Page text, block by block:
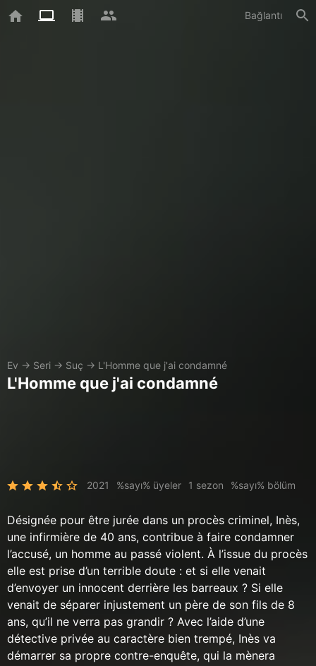
Bağlantı
Ev → Seri → Suç → L'Homme que j'ai condamné
L'Homme que j'ai condamné
2021 %sayı% üyeler 1 sezon %sayı% bölüm
Désignée pour être jurée dans un procès criminel, Inès,
une infirmière de 40 ans, contribue à faire condamner
l’accusé, un homme au passé violent. À l’issue du procès
elle est prise d’un terrible doute : et si elle venait
d’envoyer un innocent derrière les barreaux ? Si elle
venait de séparer injustement un père de son fils de 8
ans, qu’il ne verra pas grandir ? Avec l’aide d’une
détective privée au caractère bien trempé, Inès va
démarrer sa propre contre-enquête, qui la mènera